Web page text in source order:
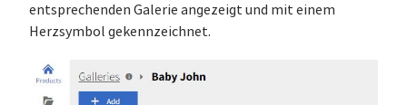
entsprechenden Galerie angezeigt und mit einem
Herzsymbol gekennzeichnet.